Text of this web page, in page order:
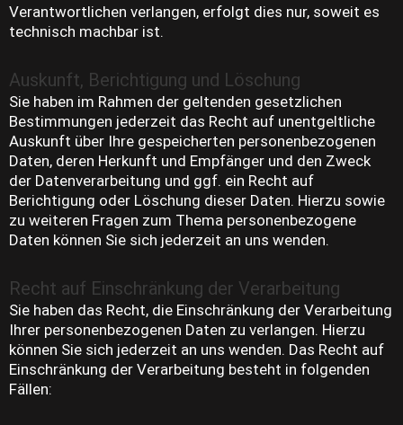
Verantwortlichen verlangen, erfolgt dies nur, soweit es
technisch machbar ist.
Auskunft, Berichtigung und Löschung
Sie haben im Rahmen der geltenden gesetzlichen
Bestimmungen jederzeit das Recht auf unentgeltliche
Auskunft über Ihre gespeicherten personenbezogenen
Daten, deren Herkunft und Empfänger und den Zweck
der Datenverarbeitung und ggf. ein Recht auf
Berichtigung oder Löschung dieser Daten. Hierzu sowie
zu weiteren Fragen zum Thema personenbezogene
Daten können Sie sich jederzeit an uns wenden.
Recht auf Einschränkung der Verarbeitung
Sie haben das Recht, die Einschränkung der Verarbeitung
Ihrer personenbezogenen Daten zu verlangen. Hierzu
können Sie sich jederzeit an uns wenden. Das Recht auf
Einschränkung der Verarbeitung besteht in folgenden
Fällen: